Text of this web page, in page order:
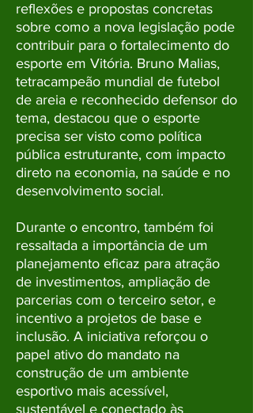
reflexões e propostas concretas
sobre como a nova legislação pode
contribuir para o fortalecimento do
esporte em Vitória. Bruno Malias,
tetracampeão mundial de futebol
de areia e reconhecido defensor do
tema, destacou que o esporte
precisa ser visto como política
pública estruturante, com impacto
direto na economia, na saúde e no
desenvolvimento social.
Durante o encontro, também foi
ressaltada a importância de um
planejamento eficaz para atração
de investimentos, ampliação de
parcerias com o terceiro setor, e
incentivo a projetos de base e
inclusão. A iniciativa reforçou o
papel ativo do mandato na
construção de um ambiente
esportivo mais acessível,
sustentável e conectado às